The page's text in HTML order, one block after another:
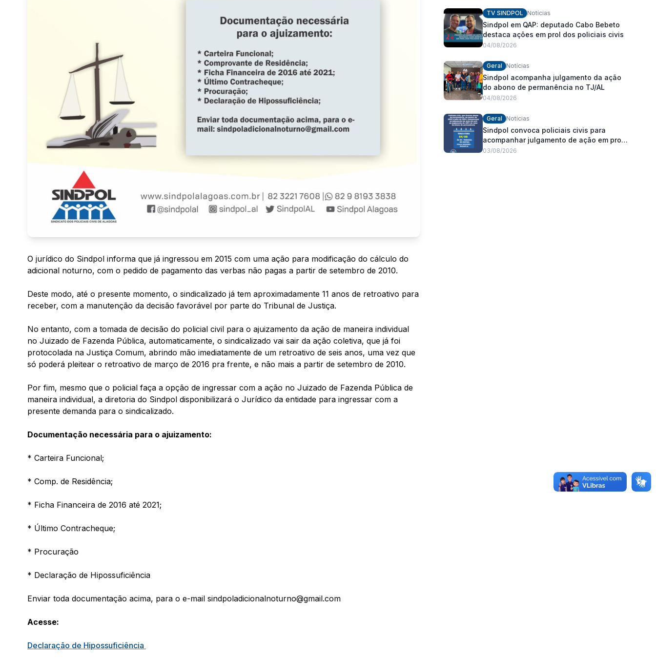
O jurídico do Sindpol informa que já ingressou em 2015 com uma ação para modificação do cálculo do
adicional noturno, com o pedido de pagamento das verbas não pagas a partir de setembro de 2010.
Deste modo, até o presente momento, o sindicalizado já tem aproximadamente 11 anos de retroativo para
receber, com a manutenção da decisão favorável por parte do Tribunal de Justiça.
No entanto, com a tomada de decisão do policial civil para o ajuizamento da ação de maneira individual
no Juizado de Fazenda Pública, automaticamente, o sindicalizado vai sair da ação coletiva, que já foi
protocolada na Justiça Comum, abrindo mão imediatamente de um retroativo de seis anos, uma vez que
só poderá pleitear o retroativo de março de 2016 pra frente, e não mais a partir de setembro de 2010.
Por fim, mesmo que o policial faça a opção de ingressar com a ação no Juizado de Fazenda Pública de
maneira individual, a diretoria do Sindpol disponibilizará o Jurídico da entidade para ingressar com a
presente demanda para o sindicalizado.
Documentação necessária para o ajuizamento:
* Carteira Funcional;
* Comp. de Residência;
* Ficha Financeira de 2016 até 2021;
* Último Contracheque;
* Procuração
* Declaração de Hipossuficiência
Enviar toda documentação acima, para o e-mail sindpoladicionalnoturno@gmail.com
Acesse:
Declaração de Hipossuficiência
TV SINDPOL Notícias
Sindpol em QAP: deputado Cabo Bebeto
destaca ações em prol dos policiais civis
04/08/2026
Geral Notícias
Sindpol acompanha julgamento da ação
do abono de permanência no TJ/AL
04/08/2026
Geral Notícias
Sindpol convoca policiais civis para
acompanhar julgamento de ação em prol
do pagamento de 100% do abono de
03/08/2026